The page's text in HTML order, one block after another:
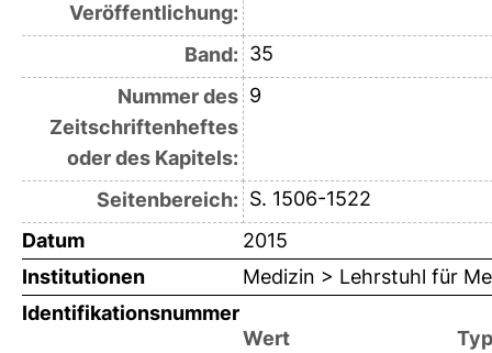
Veröffentlichung:
Band: 35
Nummer des
Zeitschriftenheftes
oder des Kapitels:
9
Seitenbereich: S. 1506-1522
Datum
2015
Institutionen
Medizin > Lehrstuhl für
Identifikationsnummer
Wert
Typ